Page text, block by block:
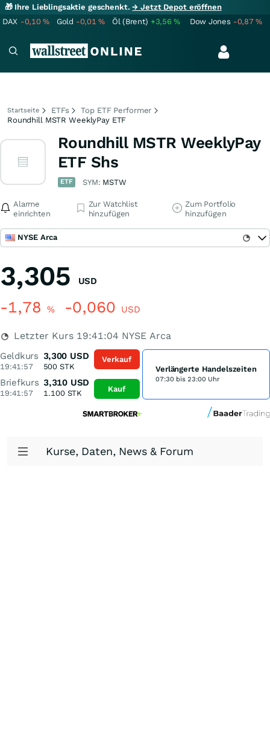
🎁 Ihre Lieblingsaktie geschenkt.→ Jetzt Depot eröffnen
DAX -0,10% Gold -0,01% Öl (Brent) +3,56% Dow Jones -0,87%
Startseite ETFs
Top ETF Performer
Roundhill MSTR WeeklyPay ETF
Roundhill MSTR WeeklyPay
ETF Shs
ETF SYM: MSTW
Alarme
einrichten
Zur Watchlist
hinzufügen
Zum Portfolio
hinzufügen
NYSE Arca
3,305 USD
-1,78 % -0,060 USD
Letzter Kurs 19:41:04 NYSE Arca
Geldkurs
19:41:57
3,300 USD
500 STK
Briefkurs
19:41:57
3,310 USD
1.100STK
Verkauf
Kauf
Verlängerte Handelszeiten
07:30 bis 23:00 Uhr
Kurse, Daten, News & Forum